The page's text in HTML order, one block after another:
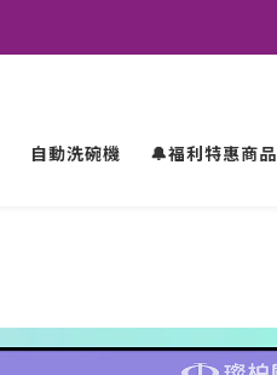
自動洗碗機 🔔福利特惠商品